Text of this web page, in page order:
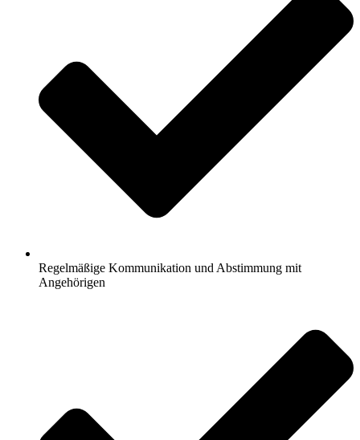
Regelmäßige Kommunikation und Abstimmung mit
Angehörigen